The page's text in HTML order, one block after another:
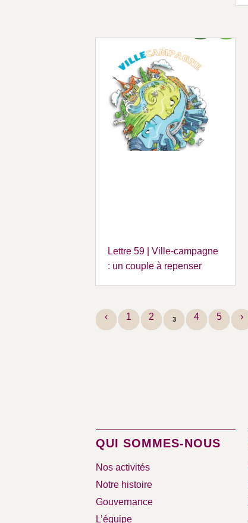
Lettre 59 | Ville-campagne
: un couple à repenser
‹ 1 2 3 4 5 ›
QUI SOMMES-NOUS
Nos activités
Notre histoire
Gouvernance
L’équipe